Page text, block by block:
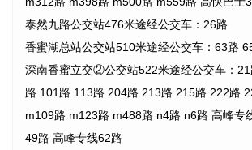
泰然九路公交站476米途经公交车：26路
香蜜湖总站公交站510米途经公交车：63路
深南香蜜立交②公交站522米途经公交车：
路 101路 113路 204路 213路 215路 222路
m109路 m123路 m488路 n4路 n6路 高峰专
49路 高峰专线62路